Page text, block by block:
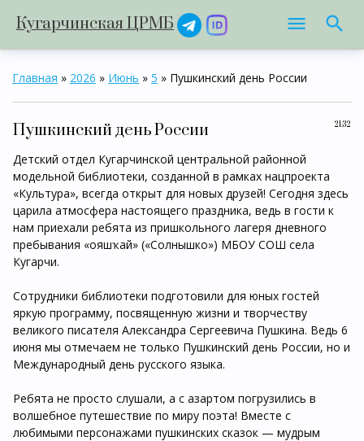
Кугарчинская ЦРМБ
Главная » 2026 » Июнь » 5 » Пушкинский день России
21:32
Пушкинский день России
Детский отдел Кугарчинской центральной районной
модельной библиотеки, созданной в рамках нацпроекта
«Культура», всегда открыт для новых друзей! Сегодня здесь
царила атмосфера настоящего праздника, ведь в гости к
нам приехали ребята из пришкольного лагеря дневного
пребывания «Ҡояшҡай» («Солнышко») МБОУ СОШ села
Кугарчи.
Сотрудники библиотеки подготовили для юных гостей
яркую программу, посвященную жизни и творчеству
великого писателя Александра Сергеевича Пушкина. Ведь 6
июня мы отмечаем не только Пушкинский день России, но и
Международный день русского языка.
Ребята не просто слушали, а с азартом погрузились в
волшебное путешествие по миру поэта! Вместе с
любимыми персонажами пушкинских сказок — мудрым